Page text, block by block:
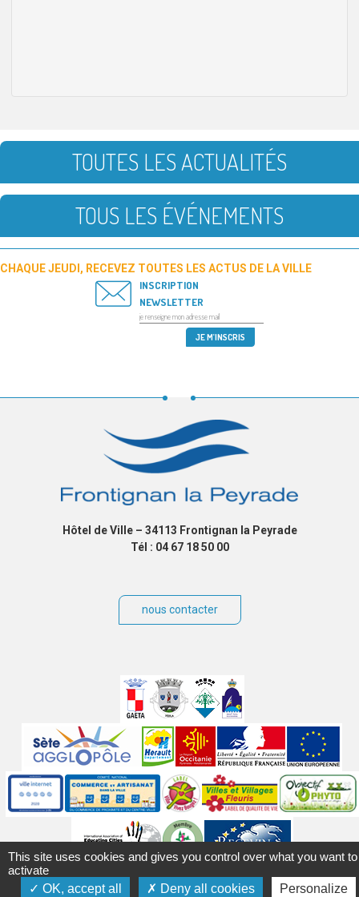
TOUTES LES ACTUALITÉS
TOUS LES ÉVÉNEMENTS
CHAQUE JEUDI, RECEVEZ TOUTES LES ACTUS DE LA VILLE
INSCRIPTION
NEWSLETTER
Hôtel de Ville – 34113 Frontignan la Peyrade
Tél : 04 67 18 50 00
nous contacter
partenaires
Labels
Mentions légales Accessibilité Plan du site
Contact
This site uses cookies and gives you control over what you want to
activate
OK, accept all
Deny all cookies Personalize